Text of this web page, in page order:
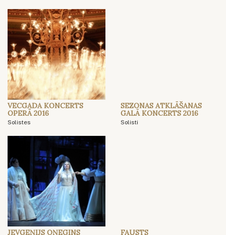
VECGADA KONCERTS
OPERĀ 2016
Solistes
SEZONAS ATKLĀŠANAS
GALĀ KONCERTS 2016
Solisti
JEVGEŅIJS OŅEGINS FAUSTS